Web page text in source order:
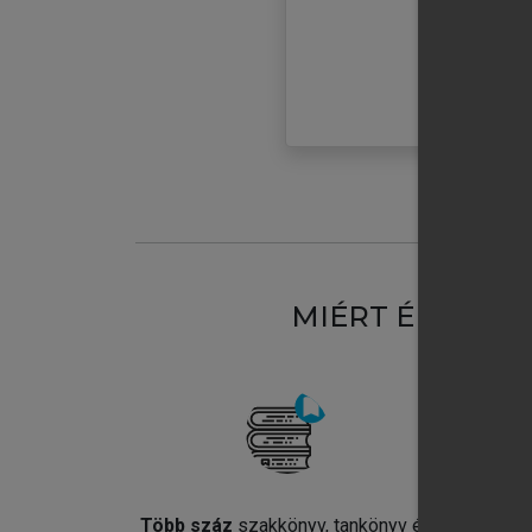
MIÉRT
Több száz szakkönyv, tankönyv és